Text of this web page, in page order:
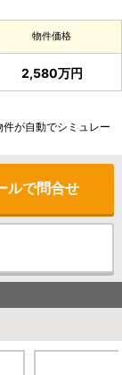
物件価格
2,580万円
が自動でシミュレー
ルで問合せ